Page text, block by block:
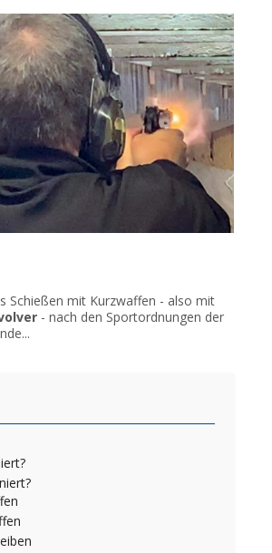
Schießen mit Kurzwaffen - also mit
- nach den Sportordnungen der